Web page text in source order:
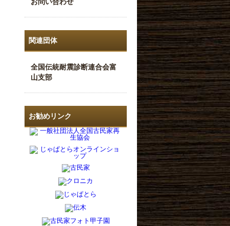
関連団体
全国伝統耐震診断連合会富
山支部
お勧めリンク